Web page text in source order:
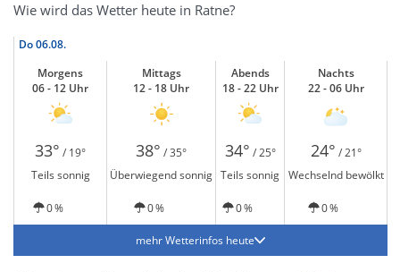
Wie wird das Wetter heute in Ratne?
Do06.08.
Morgens
06 - 12 Uhr
Mittags
12 - 18 Uhr
Abends
18 - 22 Uhr
Nachts
22 - 06 Uhr
33° / 19° 38° / 35° 34° / 25° 24° / 21°
Teils sonnig
Überwiegend sonnig Teils sonnig Wechselnd bewölkt
0 % 0 % 0 % 0 %
mehr Wetterinfos heute